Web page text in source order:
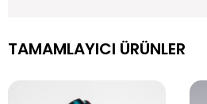
TAMAMLAYICI ÜRÜNLER